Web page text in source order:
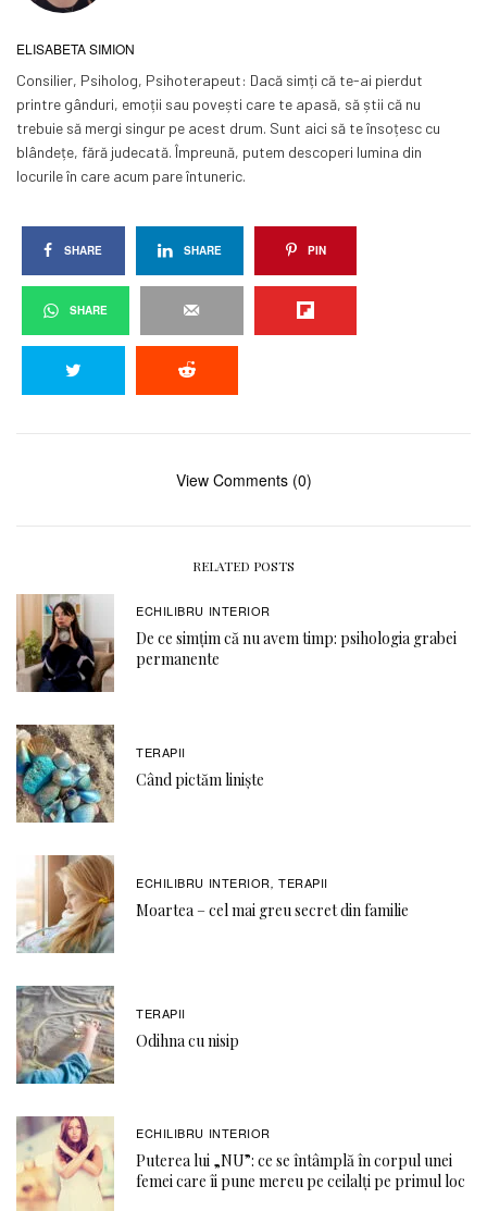
ELISABETA SIMION
Consilier, Psiholog, Psihoterapeut: Dacă simți că te-ai pierdut
printre gânduri, emoții sau povești care te apasă, să știi că nu
trebuie să mergi singur pe acest drum. Sunt aici să te însoțesc cu
blândețe, fără judecată. Împreună, putem descoperi lumina din
locurile în care acum pare întuneric.
SHARE SHARE PIN
SHARE
View Comments (0)
RELATED POSTS
ECHILIBRU INTERIOR
De ce simțim că nu avem timp: psihologia grabei
permanente
TERAPII
Când pictăm liniște
ECHILIBRU INTERIOR ,TERAPII
Moartea – cel mai greu secret din familie
TERAPII
Odihna cu nisip
ECHILIBRU INTERIOR
Puterea lui „NU”: ce se întâmplă în corpul unei
femei care îi pune mereu pe ceilalți pe primul loc